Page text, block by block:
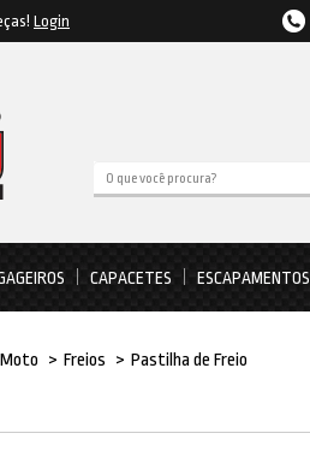
Login
CAPACETES ESCAPAMENTOS
> Freios > Pastilha de Freio